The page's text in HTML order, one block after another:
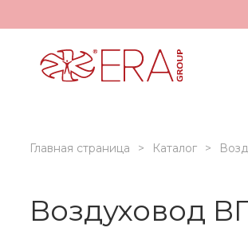
Главная страница Каталог
Воздуховод